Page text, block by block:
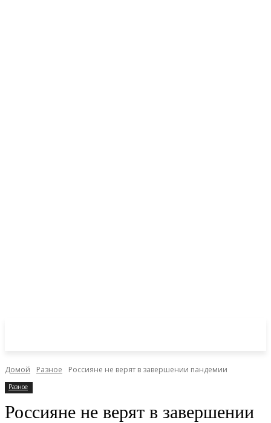
Домой Разное Россияне не верят в завершении пандемии
Разное
Россияне не верят в завершении